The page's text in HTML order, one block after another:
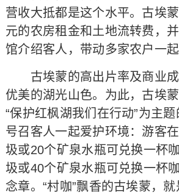
营收大抵都是这个水平。古埃
元的农房租金和土地流转费，
馆介绍客人，带动多家农户一起
古埃蒙的高出片率及商业成
优美的湖光山色。为此，古埃
“保护红枫湖我们在行动”为主题
号召客人一起爱护环境：游客
圾或20个矿泉水瓶可兑换一杯
圾或40个矿泉水瓶可兑换一杯
念章。“村咖”飘香的古埃蒙，